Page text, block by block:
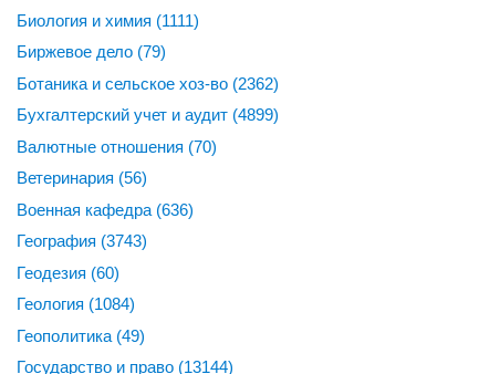
Биология и химия (1111)
Биржевое дело (79)
Ботаника и сельское хоз-во (2362)
Бухгалтерский учет и аудит (4899)
Валютные отношения (70)
Ветеринария (56)
Военная кафедра (636)
География (3743)
Геодезия (60)
Геология (1084)
Геополитика (49)
Государство и право (13144)